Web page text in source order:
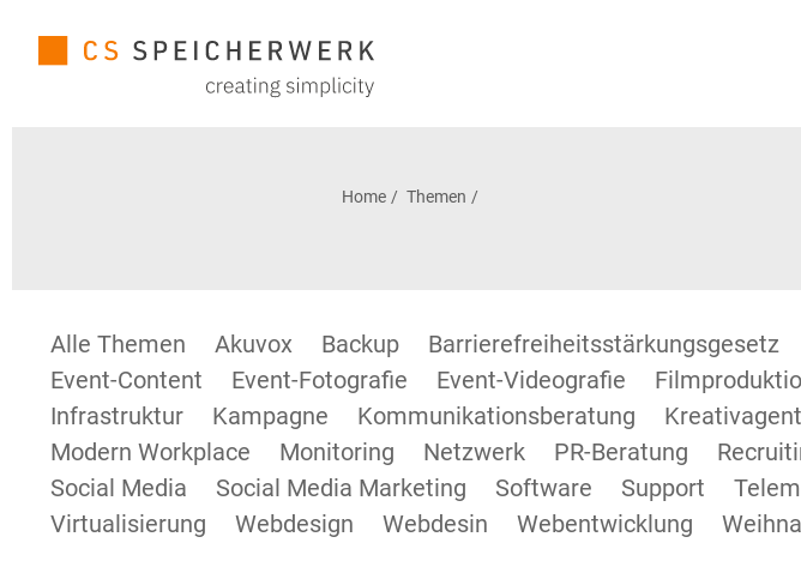
Home Themen
Alle Themen Akuvox Backup Barrierefreiheitsstärkungsgesetz
Event-Content
Event-Fotografie Event-Videografie
Infrastruktur
Kampagne Kommunikationsberatung
Modern Workplace
Monitoring Netzwerk PR-Beratung
Social Media
Social Media Marketing Software Support
Virtualisierung
Webdesign Webdesin Webentwicklung